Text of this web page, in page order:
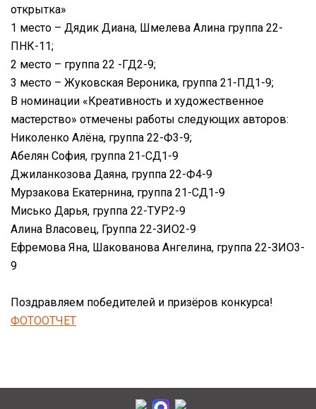
открытка»
1 место – Дядик Диана, Шмелева Алина группа 22-
ПНК-11;
2 место – группа 22 -ГД2-9;
3 место – Жуковская Вероника, группа 21-ПД1-9;
В номинации «Креативность и художественное
мастерство» отмечены работы следующих авторов:
Николенко Алёна, группа 22-Ф3-9;
Абелян София, группа 21-СД1-9
Джиланкозова Даяна, группа 22-Ф4-9
Мурзакова Екатернина, группа 21-СД1-9
Мисько Дарья, группа 22-ТУР2-9
Алина Власовец, Группа 22-ЗИО2-9
Ефремова Яна, Шакованова Ангелина, группа 22-ЗИО3-
9
Поздравляем победителей и призёров конкурса!
ФОТООТЧЕТ